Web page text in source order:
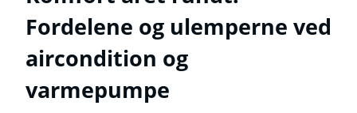
Fordelene og ulemperne ved
aircondition og
varmepumpe